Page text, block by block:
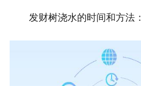
发财树浇水的时间和方法：